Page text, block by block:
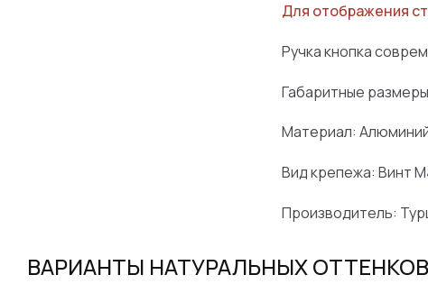
Для отображения
Ручка кнопка
Габаритные
Материал:
Вид крепежа: Винт
Производитель:
ВАРИАНТЫ НАТУРАЛЬНЫХ ОТТЕНКОВ